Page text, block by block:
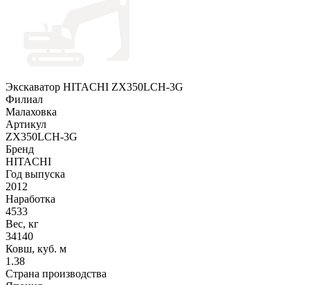
Экскаватор HITACHI ZX350LCH-3G
Филиал
Малаховка
Артикул
ZX350LCH-3G
Бренд
HITACHI
Год выпуска
2012
Наработка
4533
Вес, кг
34140
Ковш, куб. м
1.38
Страна производства